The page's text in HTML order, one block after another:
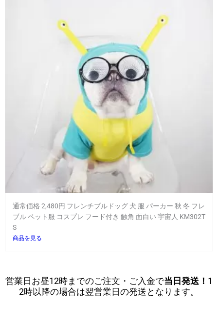
通常価格 2,480円 フレンチブルドッグ 犬 服 パーカー 秋 冬 フレ
ブル ペット服 コスプレ フード付き 触角 面白い 宇宙人 KM302T
S
商品を見る
営業日お昼12時までのご注文・ご入金で当日発送！ 1
2時以降の場合は翌営業日の発送となります。